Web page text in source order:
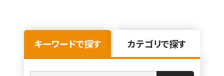
キーワードで探す カテゴリで探す